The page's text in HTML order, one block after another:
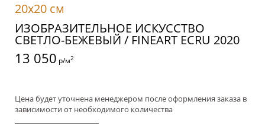
20x20 см
ИЗОБРАЗИТЕЛЬНОЕ ИСКУССТВО
СВЕТЛО-БЕЖЕВЫЙ / FINEART ECRU 2020
13 050 р/м2
Цена будет уточнена менеджером после оформления заказа в
зависимости от необходимого количества